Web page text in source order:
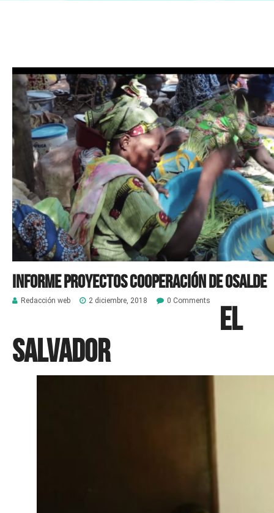
Informe Proyectos Cooperación de OSALDE
Redacción web 2 diciembre, 2018 0 Comments
El
Salvador